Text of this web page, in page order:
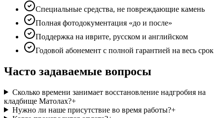
Специальные средства, не повреждающие камень
Полная фотодокументация «до и после»
Поддержка на иврите, русском и английском
Годовой абонемент с полной гарантией на весь срок
Часто задаваемые вопросы
Сколько времени занимает восстановление надгробия на
кладбище Матолах?+
Нужно ли наше присутствие во время работы?+